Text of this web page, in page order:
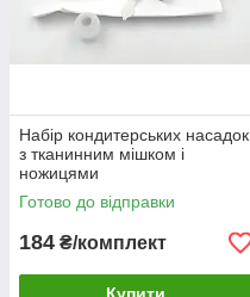
Набір кондитерських насадок
з тканинним мішком і
ножицями
Готово до відправки
184 ₴/комплект